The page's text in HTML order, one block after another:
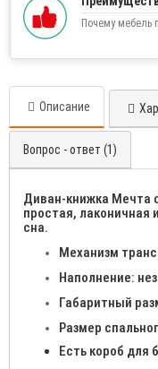
Почему мебель
Описание
Вопрос - ответ (1)
Диван-книжка Мечта
простая, лаконичная
сна.
Механизм
Наполнение:
Габаритный
Размер
Есть короб для